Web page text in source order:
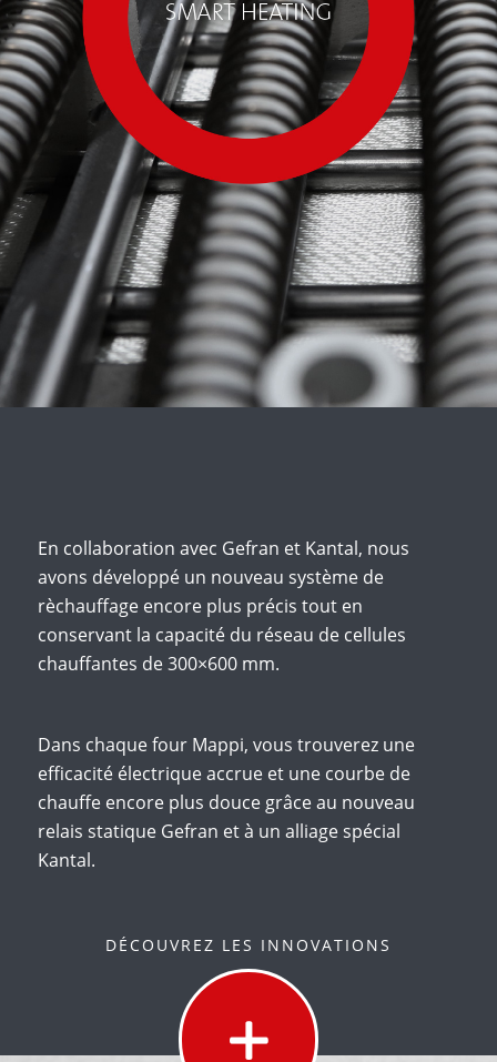
En collaboration avec Gefran et Kantal, nous
avons développé un nouveau système de
rèchauffage encore plus précis tout en
conservant la capacité du réseau de cellules
chauffantes de 300×600 mm.
Dans chaque four Mappi, vous trouverez une
efficacité électrique accrue et une courbe de
chauffe encore plus douce grâce au nouveau
relais statique Gefran et à un alliage spécial
Kantal.
DÉCOUVREZ LES INNOVATIONS